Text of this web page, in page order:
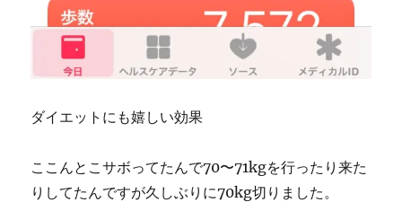
ダイエットにも嬉しい効果
ここんとこサボってたんで70〜71kgを行ったり来た
りしてたんですが久しぶりに70kg切りました。